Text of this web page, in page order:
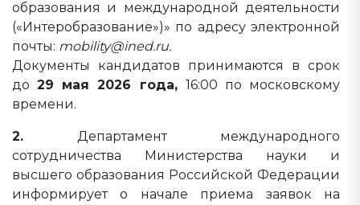
образования и международной деятельности
(«Интеробразование»)» по адресу электронной
почты: mobility@ined.ru.
Документы кандидатов принимаются в срок
до29 мая 2026 года, 16:00 по московскому
времени.
2. Департамент международного
сотрудничества Министерства науки и
высшего образования Российской Федерации
информирует о начале приема заявок на